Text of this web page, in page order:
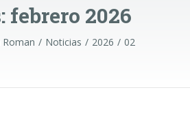
febrero 2026
Roman Noticias 2026 02